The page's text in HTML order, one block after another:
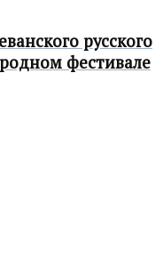
русского
фестивале